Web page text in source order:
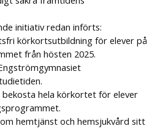
initiativ redan införts:
körkortsutbildning för elever på
från hösten 2025.
hela körkortet för elever
hemtjänst och hemsjukvård sitt